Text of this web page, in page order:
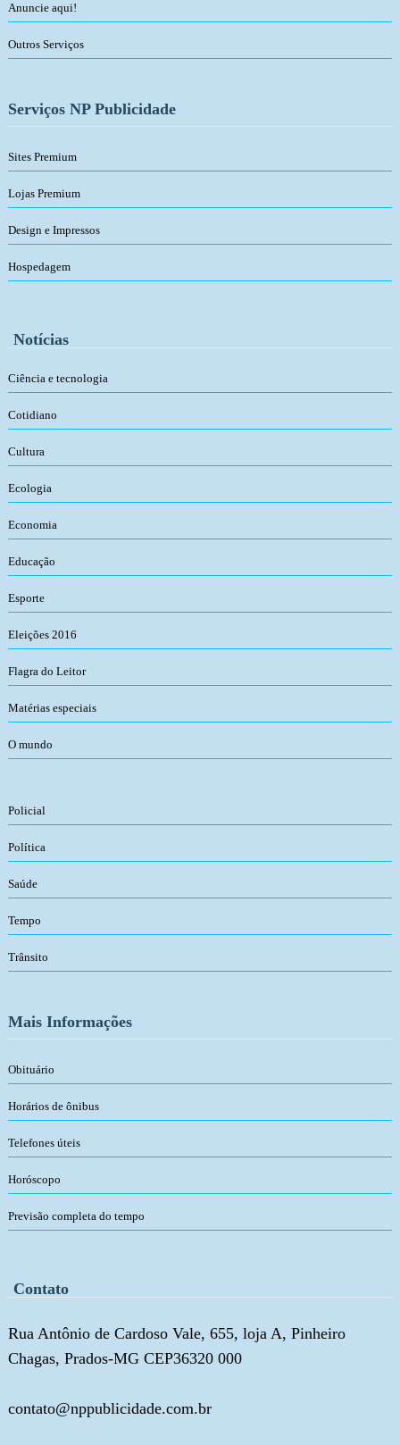
Anuncie aqui!
Outros Serviços
Serviços NP Publicidade
Sites Premium
Lojas Premium
Design e Impressos
Hospedagem
Notícias
Ciência e tecnologia
Cotidiano
Cultura
Ecologia
Economia
Educação
Esporte
Eleições 2016
Flagra do Leitor
Matérias especiais
O mundo
Policial
Política
Saúde
Tempo
Trânsito
Mais Informações
Obituário
Horários de ônibus
Telefones úteis
Horóscopo
Previsão completa do tempo
Contato
Rua Antônio de Cardoso Vale, 655, loja A, Pinheiro
Chagas, Prados-MG CEP36320 000
contato@nppublicidade.com.br